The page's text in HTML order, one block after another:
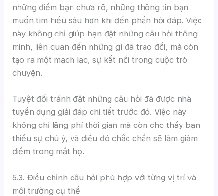
những điểm bạn chưa rõ, những thông tin bạn
muốn tìm hiểu sâu hơn khi đến phần hỏi đáp. Việc
này không chỉ giúp bạn đặt những câu hỏi thông
minh, liên quan đến những gì đã trao đổi, mà còn
tạo ra một mạch lạc, sự kết nối trong cuộc trò
chuyện.
Tuyệt đối tránh đặt những câu hỏi đã được nhà
tuyển dụng giải đáp chi tiết trước đó. Việc này
không chỉ lãng phí thời gian mà còn cho thấy bạn
thiếu sự chú ý, và điều đó chắc chắn sẽ làm giảm
điểm trong mắt họ.
5.3. Điều chỉnh câu hỏi phù hợp với từng vị trí và
môi trường cụ thể